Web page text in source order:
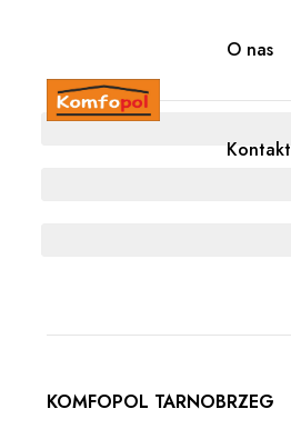
O nas
Kontakt
KOMFOPOL TARNOBRZEG